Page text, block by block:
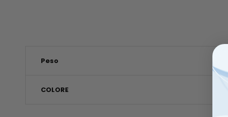
Peso
COLORE